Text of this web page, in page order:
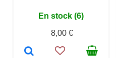
En stock (6)
8,00 €